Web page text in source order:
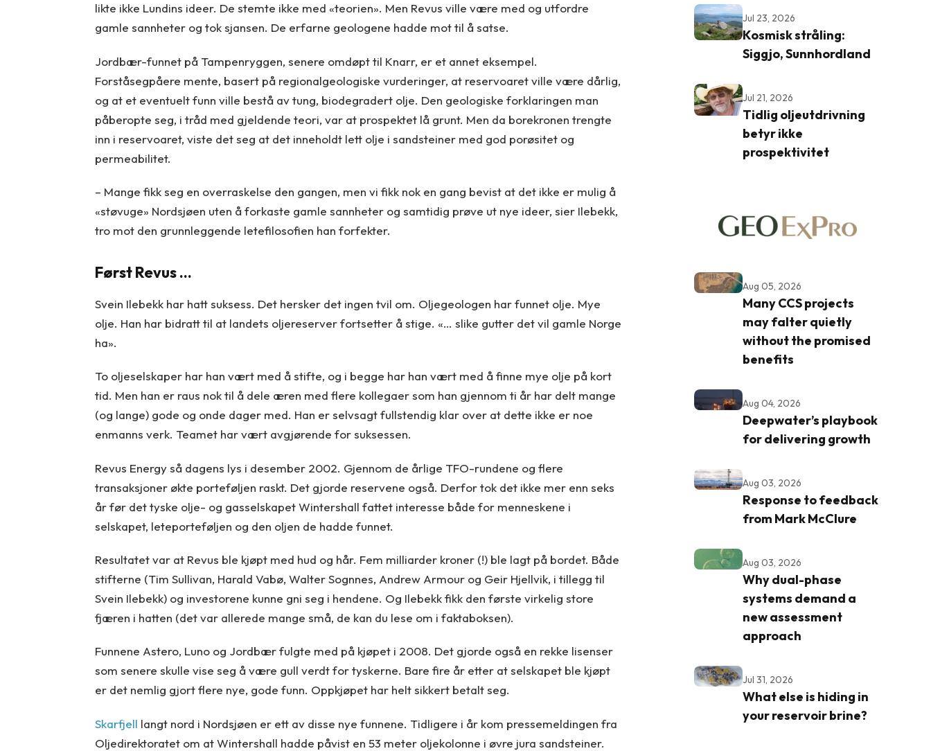
likte ikke Lundins ideer. De stemte ikke med «teorien». Men Revus ville være med og utfordre
gamle sannheter og tok sjansen. De erfarne geologene hadde mot til å satse.
Jordbær-funnet på Tampenryggen, senere omdøpt til Knarr, er et annet eksempel.
Forståsegpåere mente, basert på regionalgeologiske vurderinger, at reservoaret ville være dårlig,
og at et eventuelt funn ville bestå av tung, biodegradert olje. Den geologiske forklaringen man
påberopte seg, i tråd med gjeldende teori, var at prospektet lå grunt. Men da borekronen trengte
inn i reservoaret, viste det seg at det inneholdt lett olje i sandsteiner med god porøsitet og
permeabilitet.
– Mange fikk seg en overraskelse den gangen, men vi fikk nok en gang bevist at det ikke er mulig å
«støvuge» Nordsjøen uten å forkaste gamle sannheter og samtidig prøve ut nye ideer, sier Ilebekk,
tro mot den grunnleggende letefilosofien han forfekter.
Først Revus …
Svein Ilebekk har hatt suksess. Det hersker det ingen tvil om. Oljegeologen har funnet olje. Mye
olje. Han har bidratt til at landets oljereserver fortsetter å stige. «… slike gutter det vil gamle Norge
ha».
To oljeselskaper har han vært med å stifte, og i begge har han vært med å finne mye olje på kort
tid. Men han er raus nok til å dele æren med flere kollegaer som han gjennom ti år har delt mange
(og lange) gode og onde dager med. Han er selvsagt fullstendig klar over at dette ikke er noe
enmanns verk. Teamet har vært avgjørende for suksessen.
Revus Energy så dagens lys i desember 2002. Gjennom de årlige TFO-rundene og flere
transaksjoner økte porteføljen raskt. Det gjorde reservene også. Derfor tok det ikke mer enn seks
år før det tyske olje- og gasselskapet Wintershall fattet interesse både for menneskene i
selskapet, leteporteføljen og den oljen de hadde funnet.
Resultatet var at Revus ble kjøpt med hud og hår. Fem milliarder kroner (!) ble lagt på bordet. Både
stifterne (Tim Sullivan, Harald Vabø, Walter Sognnes, Andrew Armour og Geir Hjellvik, i tillegg til
Svein Ilebekk) og investorene kunne gni seg i hendene. Og Ilebekk fikk den første virkelig store
fjæren i hatten (det var allerede mange små, de kan du lese om i faktaboksen).
Funnene Astero, Luno og Jordbær fulgte med på kjøpet i 2008. Det gjorde også en rekke lisenser
som senere skulle vise seg å være gull verdt for tyskerne. Bare fire år etter at selskapet ble kjøpt
er det nemlig gjort flere nye, gode funn. Oppkjøpet har helt sikkert betalt seg.
Skarfjell langt nord i Nordsjøen er ett av disse nye funnene. Tidligere i år kom pressemeldingen fra
Oljedirektoratet om at Wintershall hadde påvist en 53 meter oljekolonne i øvre jura sandsteiner.
Jul 23, 2026
Kosmisk stråling:
Siggjo, Sunnhordland
Jul 21, 2026
Tidlig oljeutdrivning
betyr ikke
prospektivitet
Aug 05, 2026
Many CCS projects
may falter quietly
without the promised
benefits
Aug 04, 2026
Deepwater’s playbook
for delivering growth
Aug 03, 2026
Response to feedback
from Mark McClure
Aug 03, 2026
Why dual-phase
systems demand a
new assessment
approach
Jul 31, 2026
What else is hiding in
your reservoir brine?